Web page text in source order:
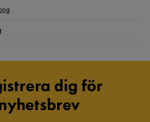
dig för